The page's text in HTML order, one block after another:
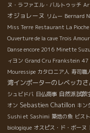
ヌ・ラファエル・バルトゥッチ
オジョレーヌ リムー Bernard
Miss Terre Restaurant La Pioche
Ouverture de la cave Trois
Danse encore 2016 Minette
ィヨン Grand Cru Frankstein 47
Mouressipe カタロニア人 寿司職
湾インポーターのレベッカさ
シュビドバ 日仏商事 自然派試飲
オン Sebastien Chatillon キン
Sushi et Sashimi 築地の魚 ビス
biologique オスピス・ド・ボーヌ